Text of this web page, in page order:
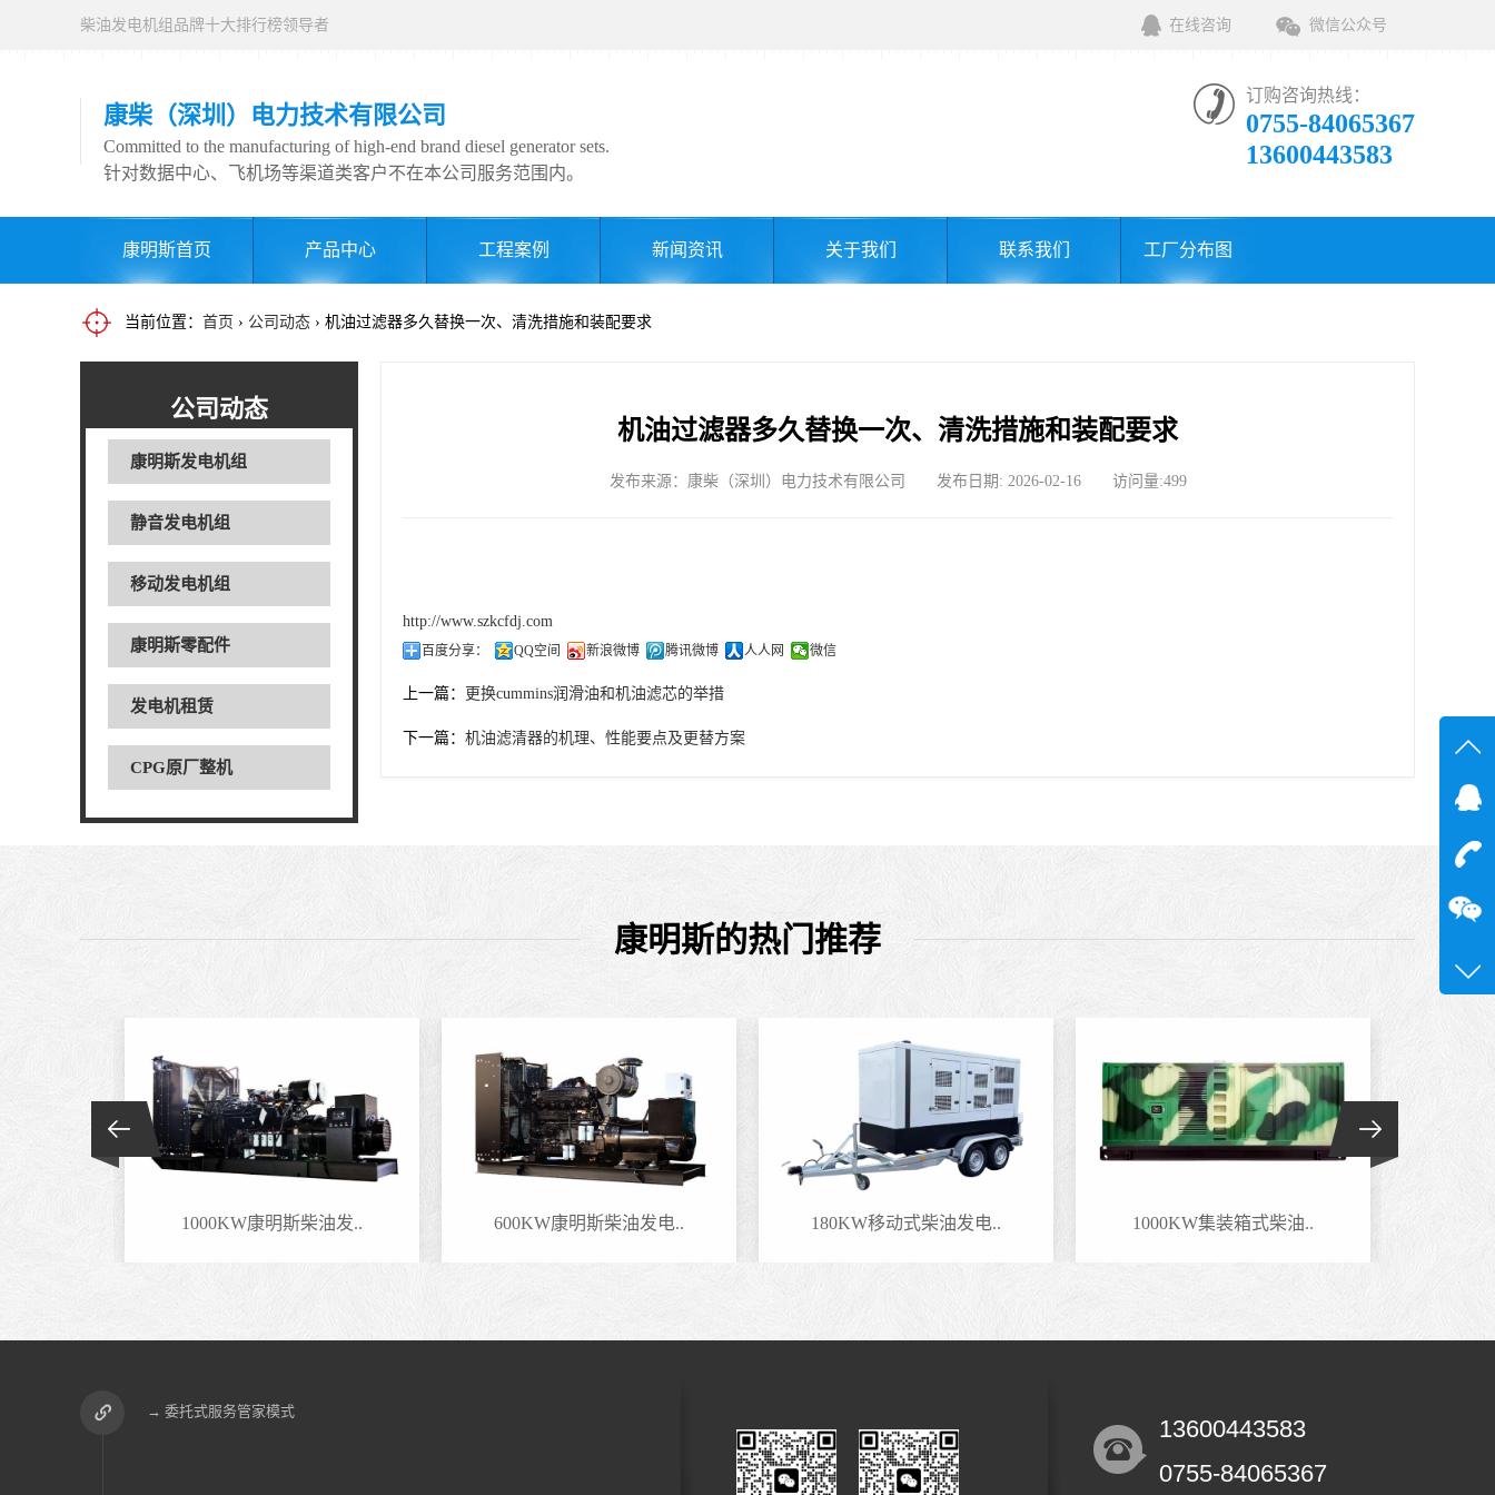
柴油发电机组品牌十大排行榜领导者 在线咨询 微信公众号
康柴（深圳）电力技术有限公司
Committed to the manufacturing of high-end brand diesel generator sets.
针对数据中心、飞机场等渠道类客户不在本公司服务范围内。
订购咨询热线：
0755-84065367
13600443583
康明斯首页 产品中心 工程案例 新闻资讯 关于我们 联系我们 工厂分布图
当前位置： 首页 › 公司动态 › 机油过滤器多久替换一次、清洗措施和装配要求
公司动态
康明斯发电机组
静音发电机组
移动发电机组
康明斯零配件
发电机租赁
CPG原厂整机
机油过滤器多久替换一次、清洗措施和装配要求
发布来源：康柴（深圳）电力技术有限公司 发布日期: 2026-02-16 访问量:499
http://www.szkcfdj.com
百度分享： QQ空间 新浪微博 腾讯微博 人人网 微信
上一篇： 更换cummins润滑油和机油滤芯的举措
下一篇： 机油滤清器的机理、性能要点及更替方案
康明斯的热门推荐
1000KW康明斯柴油发.. 600KW康明斯柴油发电.. 180KW移动式柴油发电.. 1000KW集装箱式柴油..
→ 委托式服务管家模式
13600443583
0755-84065367
在线
在
咨询